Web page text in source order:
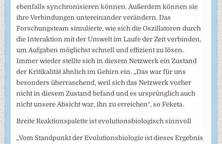
ebenfalls synchronisieren können. Außerdem können sie
ihre Verbindungen untereinander verändern. Das
Forschungsteam simulierte, wie sich die Oszillatoren durch
die Interaktion mit der Umwelt im Laufe der Zeit verbinden,
um Aufgaben möglichst schnell und effizient zu lösen.
Immer wieder stellte sich in diesem Netzwerk ein Zustand
der Kritikalität ähnlich im Gehirn ein. „Das war für uns
besonders überraschend, weil sich das Netzwerk vorher
nicht in diesem Zustand befand und es ursprünglich auch
nicht unsere Absicht war, ihn zu erreichen“, so Feketa.
Breite Reaktionspalette ist evolutionsbiologisch sinnvoll
„Vom Standpunkt der Evolutionsbiologie ist dieses Ergebnis